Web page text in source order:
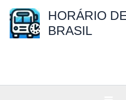
para
HORÁRIO
BRASIL